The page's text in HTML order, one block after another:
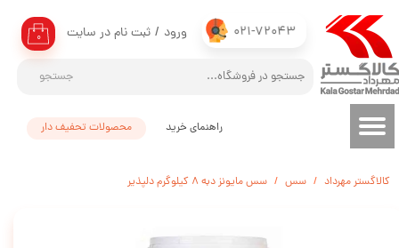
021-72043
جستجو
۰ ورود / ثبت نام در سایت
حساب کاربری من
تغییر گذر واژه
سفارشات
محصولات تحفیف دار راهنمای خرید
کالاگستر مهرداد سس سس مایونز دبه 8 کیلوگرم دلپذیر